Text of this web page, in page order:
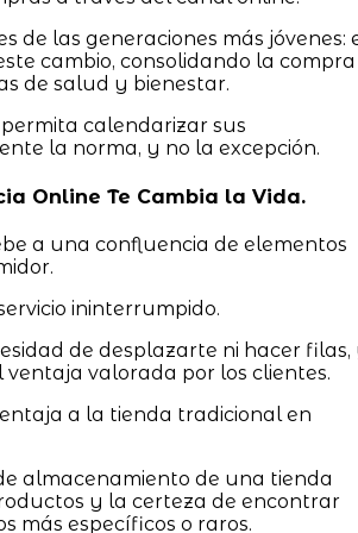
de las generaciones más jóvenes:
cambio, consolidando la compra
de salud y bienestar.
calendarizar sus
la norma, y no la excepción.
Online Te Cambia la Vida.
a una confluencia de elementos
ininterrumpido.
de desplazarte ni hacer filas,
ventaja valorada por los clientes.
a la tienda tradicional en
almacenamiento de una tienda
y la certeza de encontrar
más específicos o raros.